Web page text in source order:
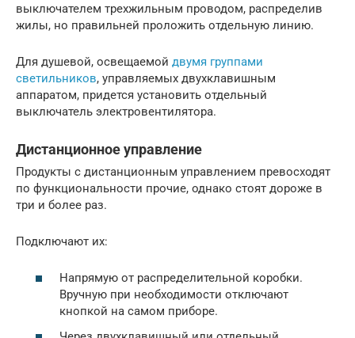
выключателем трехжильным проводом, распределив
жилы, но правильней проложить отдельную линию.
Для душевой, освещаемой двумя группами
светильников, управляемых двухклавишным
аппаратом, придется установить отдельный
выключатель электровентилятора.
Дистанционное управление
Продукты с дистанционным управлением превосходят
по функциональности прочие, однако стоят дороже в
три и более раз.
Подключают их:
Напрямую от распределительной коробки.
Вручную при необходимости отключают
кнопкой на самом приборе.